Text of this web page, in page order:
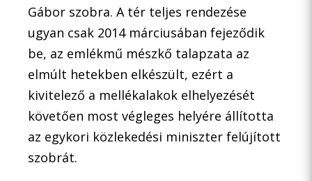
Gábor szobra. A tér teljes rendezése
ugyan csak 2014 márciusában fejeződik
be, az emlékmű mészkő talapzata az
elmúlt hetekben elkészült, ezért a
kivitelező a mellékalakok elhelyezését
követően most végleges helyére állította
az egykori közlekedési miniszter felújított
szobrát.